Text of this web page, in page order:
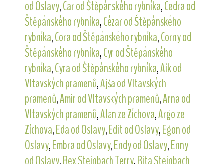
od Oslavy,Car od Štěpánského rybníka,Cedra od
Štěpánského rybníka,Cézar od Štěpánského
rybníka,Cora od Štěpánského rybníka,Corny od
Štěpánského rybníka,Cyr od Štěpánského
rybníka,Cyra od Štěpánského rybníka,Aik od
Vltavských pramenů,Ajša od Vltavských
pramenů,Amir od Vltavských pramenů,Arna od
Vltavských pramenů,Alan ze Zíchova,Argo ze
Zíchova,Eda od Oslavy,Edit od Oslavy,Egon od
Oslavy,Embra od Oslavy,Endy od Oslavy,Enny
od Oslavy,Rex Steinbach Terry,Rita Steinbach